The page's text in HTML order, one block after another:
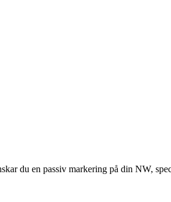
du en passiv markering på din NW,